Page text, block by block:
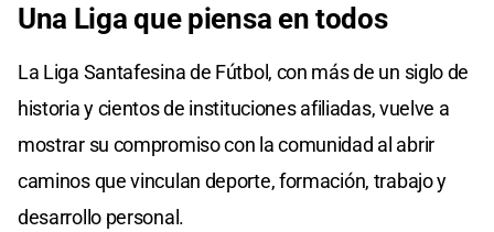
Una Liga que piensa en todos
La Liga Santafesina de Fútbol, con más de un siglo de
historia y cientos de instituciones afiliadas, vuelve a
mostrar su compromiso con la comunidad al abrir
caminos que vinculan deporte, formación, trabajo y
desarrollo personal.